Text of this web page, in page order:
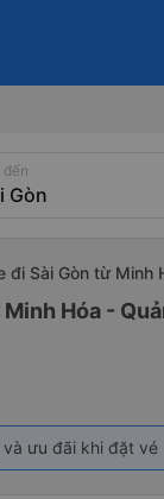
đến
đi Sài Gòn từ Minh
Hóa -
ưu đãi khi đặt vé